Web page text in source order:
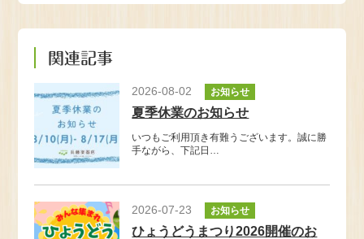
関連記事
2026-08-02 お知らせ
夏季休業のお知らせ
いつもご利用頂き有難うございます。誠に勝
手ながら、下記日…
2026-07-23 お知らせ
ひょうどうまつり2026開催のお